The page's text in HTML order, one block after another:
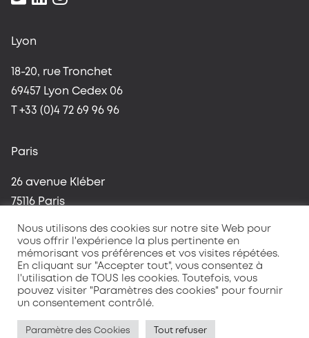
Lyon
18-20, rue Tronchet
69457 Lyon Cedex 06
T +33 (0)4 72 69 96 96
Paris
26 avenue Kléber
75116 Paris
Mentions légales
Politique de confidentialité
Nous utilisons des cookies sur notre site Web pour
vous offrir l'expérience la plus pertinente en
mémorisant vos préférences et vos visites répétées.
En cliquant sur "Accepter tout", vous consentez à
l'utilisation de TOUS les cookies. Toutefois, vous
pouvez visiter "Paramètres des cookies" pour fournir
un consentement contrôlé.
Paramètre des Cookies Tout refuser